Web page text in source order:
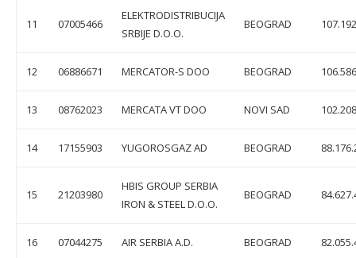
11 07005466
ELEKTRODISTRIBUCIJA
SRBIJE D.O.O.
BEOGRAD
12 06886671 MERCATOR-S DOO BEOGRAD
13 08762023 MERCATA VT DOO NOVI SAD
14 17155903 YUGOROSGAZ AD BEOGRAD
15 21203980
HBIS GROUP SERBIA
IRON & STEEL D.O.O.
BEOGRAD
16 07044275 AIR SERBIA A.D. BEOGRAD